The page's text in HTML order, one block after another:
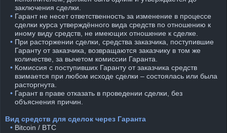
заключения сделки.
⠀• Гарант не несет ответственность за изменение в процессе
сделки курса утверждённого вида средств по отношению к
иному виду средств, не имеющих отношение к сделке.
⠀• При расторжении сделки, средства заказчика, поступившие
Гаранту от заказчика, возвращаются заказчику в том же
количестве, за вычетом комиссии Гаранта.
⠀• Комиссия с поступивших Гаранту от заказчика средств
взимается при любом исходе сделки – состоялась или была
расторгнута.
⠀• Гарант в праве отказать в проведении сделки, без
объяснения причин.
Вид средств для сделок через Гаранта
⠀• Bitcoin / BTC